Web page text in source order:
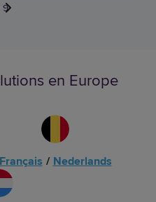
9
en Europe
Français / Nederlands